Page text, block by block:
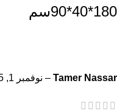
180*40*90سم
Tamer Nassar
– نوفمبر 1, 2025